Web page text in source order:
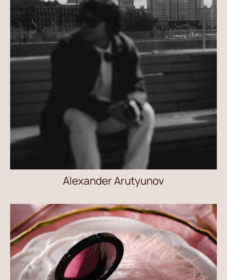
Alexander Arutyunov